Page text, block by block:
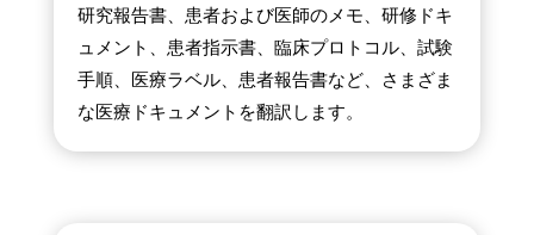
研究報告書、患者および医師のメモ、研修ドキ
ュメント、患者指示書、臨床プロトコル、試験
手順、医療ラベル、患者報告書など、さまざま
な医療ドキュメントを翻訳します。